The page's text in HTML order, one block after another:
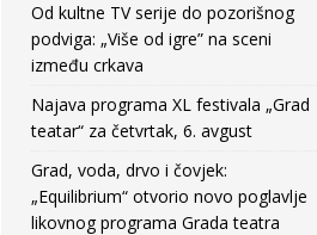
Od kultne TV serije do pozorišnog
podviga: „Više od igre” na sceni
između crkava
Najava programa XL festivala „Grad
teatar“ za četvrtak, 6. avgust
Grad, voda, drvo i čovjek:
„Equilibrium“ otvorio novo poglavlje
likovnog programa Grada teatra